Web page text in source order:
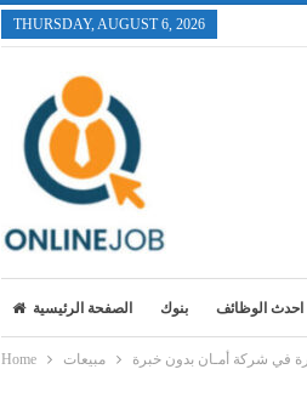
THURSDAY, AUGUST 6, 2026
الصفحة الرئيسية بنوك احدث الوظائف
Home مبيعات في شركة أمـان بدون خبرة